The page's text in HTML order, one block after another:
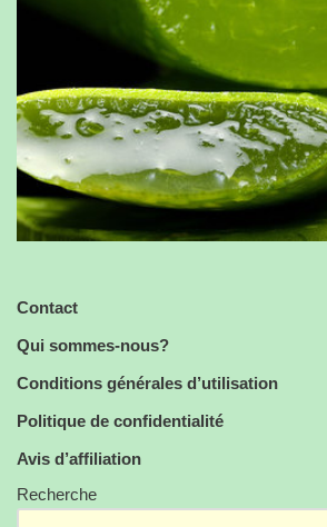
Contact
Qui sommes-nous?
Conditions générales d’utilisation
Politique de confidentialité
Avis d’affiliation
Recherche